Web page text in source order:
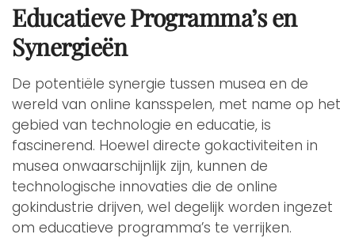
Educatieve Programma’s en
Synergieën
De potentiële synergie tussen musea en de
wereld van online kansspelen, met name op het
gebied van technologie en educatie, is
fascinerend. Hoewel directe gokactiviteiten in
musea onwaarschijnlijk zijn, kunnen de
technologische innovaties die de online
gokindustrie drijven, wel degelijk worden ingezet
om educatieve programma’s te verrijken.